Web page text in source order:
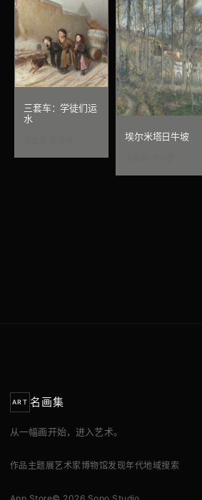
三套车：学徒们运
水
埃尔米塔日牛坡
ART 名画集
从一幅画开始，进入艺术。
作品 主题展艺术家博物馆发现年代地域搜索
App Store© 2026 Sopo Studio